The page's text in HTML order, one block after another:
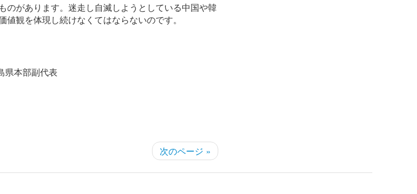
のがあります。迷走し自滅しようとしている中国や韓
観を体現し続けなくてはならないのです。
県本部副代表
次のページ »